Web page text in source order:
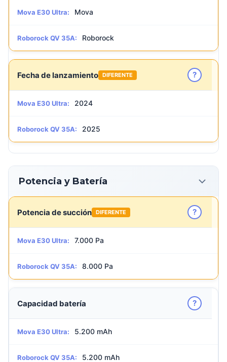
Mova E30 Ultra: Mova
Roborock QV 35A: Roborock
Fecha de lanzamiento DIFERENTE ?
Mova E30 Ultra: 2024
Roborock QV 35A: 2025
Potencia y Batería
Potencia de succión DIFERENTE ?
Mova E30 Ultra: 7.000 Pa
Roborock QV 35A: 8.000 Pa
Capacidad batería ?
Mova E30 Ultra: 5.200 mAh
Roborock QV 35A: 5.200 mAh